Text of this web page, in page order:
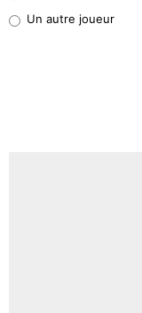
9%
Un autre joueur